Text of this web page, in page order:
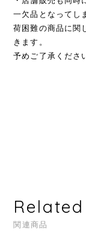
一欠品となってし
荷困難の商品に関
きます。
予めご了承くださ
関連商品